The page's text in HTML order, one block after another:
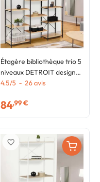
Étagère bibliothèque trio 5
niveaux DETROIT design
industriel 170 cm
4.5/5 - 26avis
84,99 €
favorite_border